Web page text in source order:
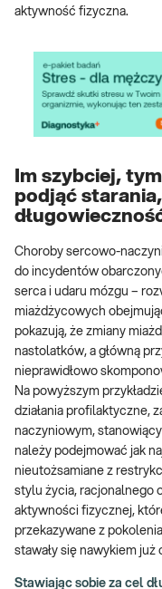
aktywność fizyczna.
Im szybciej,
podjąć
Choroby sercowo-
do incydentów
serca i udaru mózgu –
miażdżycowych
pokazują, że zmiany
nastolatków, a główną
nieprawidłowo
Na powyższym
działania profilaktyczne,
naczyniowym,
należy podejmować jak
nieutożsamiane z
stylu życia, racjonalnego
aktywności fizycznej,
przekazywane z
stawały się nawykiem już
Stawiając sobie za cel